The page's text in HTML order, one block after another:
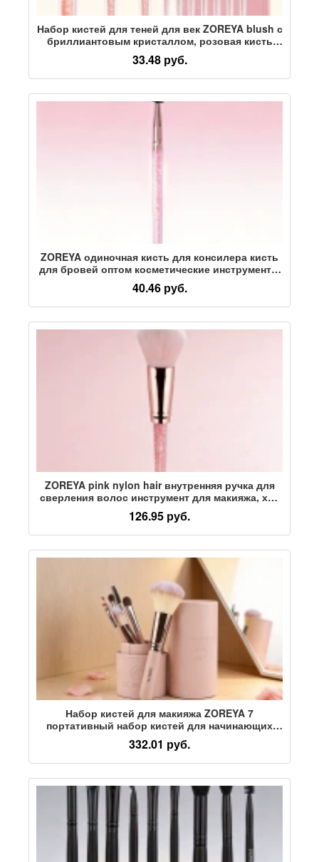
Набор кистей для теней для век ZOREYA blush с
бриллиантовым кристаллом, розовая кисть
для макияжа, сумка для хранения кистей для
основы, инструменты для макияжа
33.48 руб.
ZOREYA одиночная кисть для консилера кисть
для бровей оптом косметические инструменты
для макияжа кисть для губ пластиковая ручка
внутренняя дрель щетка для ресниц
40.46 руб.
ZOREYA pink nylon hair внутренняя ручка для
сверления волос инструмент для макияжа, хит
продаж, кисть для рассыпчатой пудры,
инструмент для красоты
126.95 руб.
Набор кистей для макияжа ZOREYA 7
портативный набор кистей для начинающих
полный набор кистей для красоты
332.01 руб.